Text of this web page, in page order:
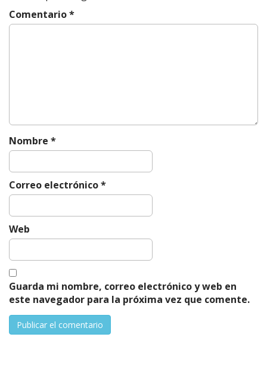
i
ó
t
r
a
d
a
s
Comentario*
Nombre *
Correo electrónico*
Web
Guarda mi nombre, correo electrónico y web en
este navegador para la próxima vez que comente.